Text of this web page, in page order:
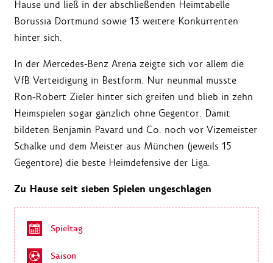
Hause und ließ in der abschließenden Heimtabelle
Borussia Dortmund sowie 13 weitere Konkurrenten
hinter sich.
In der Mercedes-Benz Arena zeigte sich vor allem die
VfB Verteidigung in Bestform. Nur neunmal musste
Ron-Robert Zieler hinter sich greifen und blieb in zehn
Heimspielen sogar gänzlich ohne Gegentor. Damit
bildeten Benjamin Pavard und Co. noch vor Vizemeister
Schalke und dem Meister aus München (jeweils 15
Gegentore) die beste Heimdefensive der Liga.
Zu Hause seit sieben Spielen ungeschlagen
Spieltag
Saison